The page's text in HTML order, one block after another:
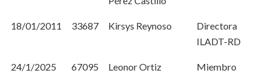
18/01/2011 33687 Kirsys Reynoso
Directora
ILADT-RD
24/1/2025 67095
Leonor Ortiz
Miembro